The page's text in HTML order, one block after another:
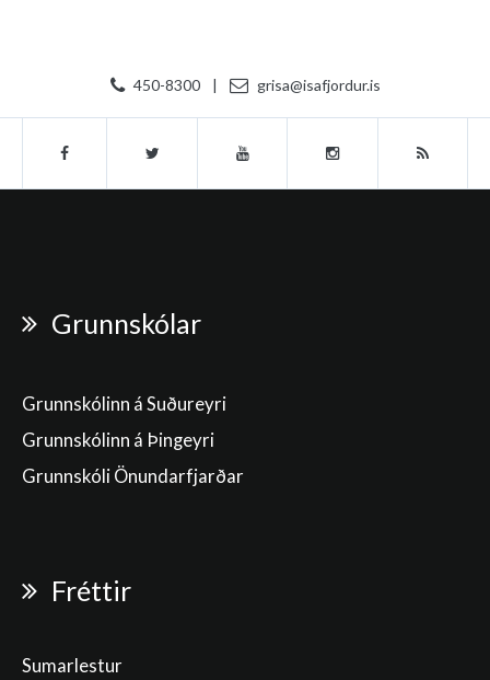
450-8300 | grisa@isafjordur.is
Grunnskólar
Grunnskólinn á Suðureyri
Grunnskólinn á Þingeyri
Grunnskóli Önundarfjarðar
Fréttir
Sumarlestur